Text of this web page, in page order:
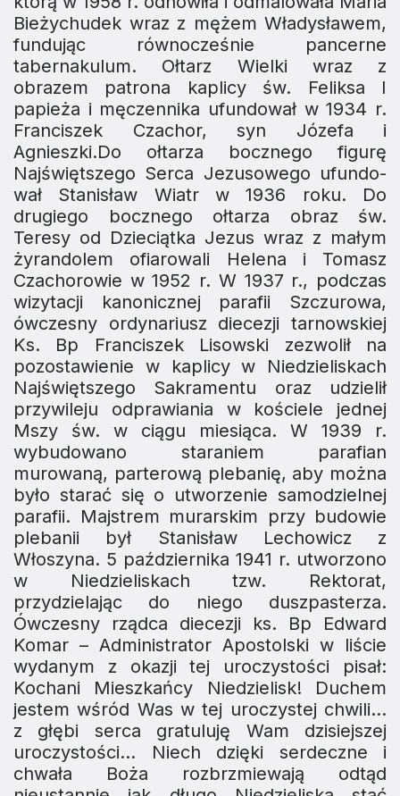
Bieżychudek wraz z mężem Władysławem,
fundu­jąc równocześnie pancerne
tabernakulum. Ołtarz Wielki wraz z
obrazem patrona kaplicy św. Feliksa I
papieża i męczennika ufundował w 1934 r.
Franciszek Czachor, syn Józefa i
Agnieszki.Do ołtarza bocznego figurę
Najświętszego Serca Jezusowego ufundo­
wał Stanisław Wiatr w 1936 roku. Do
drugiego bocznego ołtarza obraz św.
Teresy od Dzieciątka Jezus wraz z małym
żyrandolem ofiarowali Helena i Tomasz
Czachorowie w 1952 r. W 1937 r., podczas
wizytacji kanonicznej parafii Szczurowa,
ówczesny ordynariusz diecezji tarnowskiej
Ks. Bp Franciszek Lisowski zezwolił na
pozostawienie w kaplicy w Niedzieliskach
Najświętszego Sakramentu oraz udzielił
przywileju odprawiania w kościele jednej
Mszy św. w ciągu miesiąca. W 1939 r.
wybudowano staraniem parafian
murowaną, parterową plebanię, aby można
było starać się o ut­worzenie samodzielnej
parafii. Majstrem murarskim przy budowie
plebanii był Stanisław Lechowicz z
Włoszyna. 5 października 1941 r. utworzono
w Niedzieliskach tzw. Rektorat,
przydzielając do niego duszpasterza.
Ówczesny rząd­ca diecezji ks. Bp Edward
Komar – Administrator Apostolski w liście
wydanym z okazji tej uroczystości pisał:
Kochani Mieszkańcy Niedzielisk! Duchem
jestem wśród Was w tej uroczystej chwili…
z głębi serca gratuluję Wam dzisiejszej
uroczystości… Niech dzięki serdeczne i
chwała Boża rozbrzmiewają odtąd